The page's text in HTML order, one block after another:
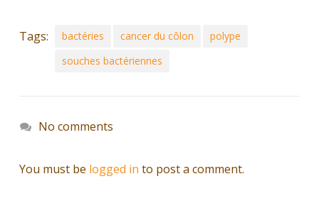
Tags: bactéries cancer du côlon
polype
souches bactériennes
No comments
You must be logged in to post a comment.